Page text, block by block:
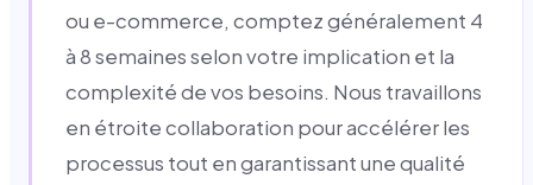
ou e-commerce, comptez généralement 4
à 8 semaines selon votre implication et la
complexité de vos besoins. Nous travaillons
en étroite collaboration pour accélérer les
processus tout en garantissant une qualité